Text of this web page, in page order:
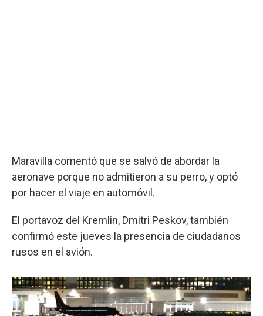
Maravilla comentó que se salvó de abordar la
aeronave porque no admitieron a su perro, y optó
por hacer el viaje en automóvil.
El portavoz del Kremlin, Dmitri Peskov, también
confirmó este jueves la presencia de ciudadanos
rusos en el avión.